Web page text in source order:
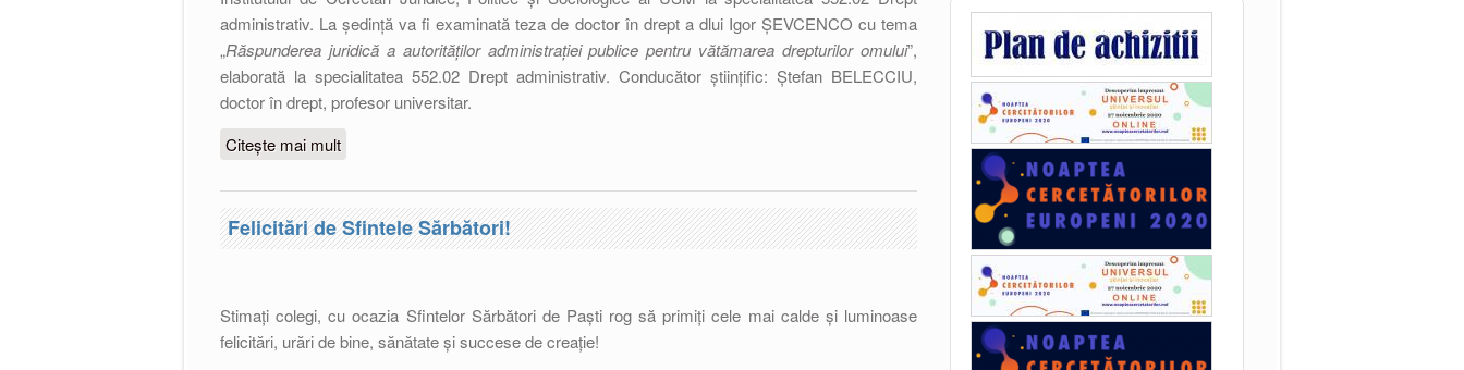
administrativ. La ședință va fi examinată teza de doctor în drept a dlui Igor ȘEVCENCO cu tema
„Răspunderea juridică a autorităților administrației publice pentru vătămarea drepturilor omului”,
elaborată la specialitatea 552.02 Drept administrativ. Conducător științific: Ștefan BELECCIU,
doctor în drept, profesor universitar.
Citește mai mult
Felicitări de Sfintele Sărbători!
Stimați colegi, cu ocazia Sfintelor Sărbători de Paști rog să primiți cele mai calde și luminoase
felicitări, urări de bine, sănătate și succese de creație!